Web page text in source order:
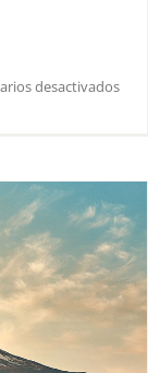
desactivadosen
VEGAS
2024